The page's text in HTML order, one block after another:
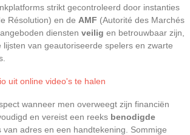
strikt gecontroleerd door instanties
Résolution) en de AMF (Autorité des Marchés
diensten veilig en betrouwbaar zijn,
van geautoriseerde spelers en zwarte
uit online video's te halen
wanneer men overweegt zijn financiën
en vereist een reeks benodigde
adres en een handtekening. Sommige